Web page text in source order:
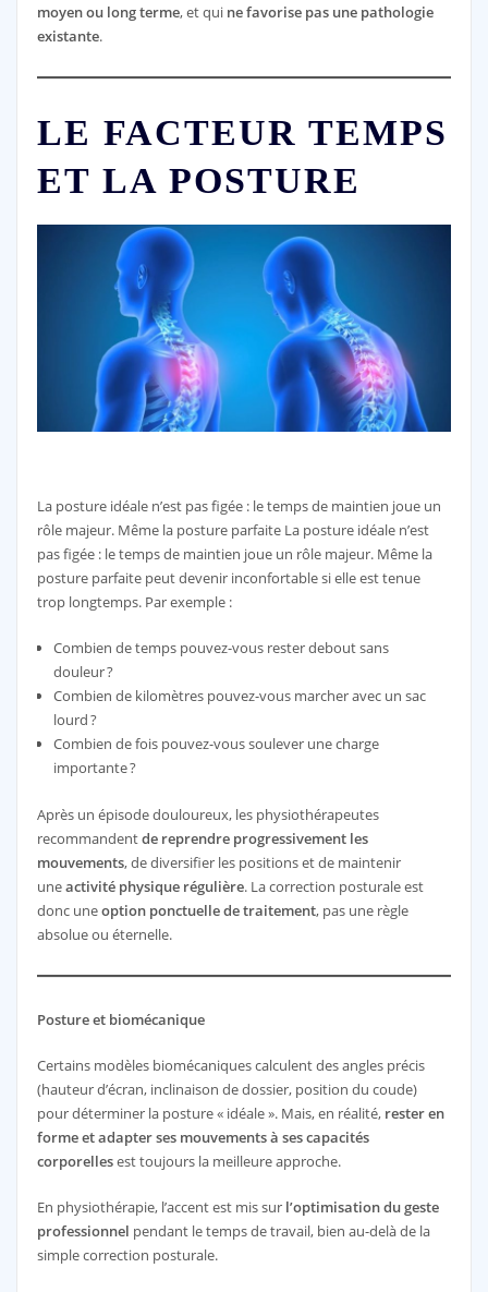
moyen ou long terme, et qui ne favorise pas une pathologie
existante.
LE FACTEUR TEMPS
ET LA POSTURE
La posture idéale n’est pas figée : le temps de maintien joue un
rôle majeur. Même la posture parfaite La posture idéale n’est
pas figée : le temps de maintien joue un rôle majeur. Même la
posture parfaite peut devenir inconfortable si elle est tenue
trop longtemps. Par exemple :
Combien de temps pouvez-vous rester debout sans
douleur ?
Combien de kilomètres pouvez-vous marcher avec un sac
lourd ?
Combien de fois pouvez-vous soulever une charge
importante ?
Après un épisode douloureux, les physiothérapeutes
recommandentde reprendre progressivement les
mouvements, de diversifier les positions et de maintenir
uneactivité physique régulière. La correction posturale est
donc uneoption ponctuelle de traitement, pas une règle
absolue ou éternelle.
Posture et biomécanique
Certains modèles biomécaniques calculent des angles précis
(hauteur d’écran, inclinaison de dossier, position du coude)
pour déterminer la posture « idéale ». Mais, en réalité, rester en
forme et adapter ses mouvements à ses capacités
corporellesest toujours la meilleure approche.
En physiothérapie, l’accent est mis sur l’optimisation du geste
professionnel pendant le temps de travail, bien au-delà de la
simple correction posturale.